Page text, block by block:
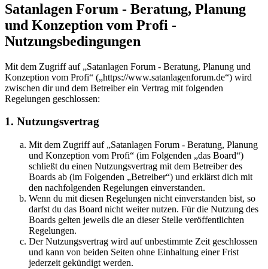
Satanlagen Forum - Beratung, Planung
und Konzeption vom Profi -
Nutzungsbedingungen
Mit dem Zugriff auf „Satanlagen Forum - Beratung, Planung und
Konzeption vom Profi“ („https://www.satanlagenforum.de“) wird
zwischen dir und dem Betreiber ein Vertrag mit folgenden
Regelungen geschlossen:
1. Nutzungsvertrag
Mit dem Zugriff auf „Satanlagen Forum - Beratung, Planung
und Konzeption vom Profi“ (im Folgenden „das Board“)
schließt du einen Nutzungsvertrag mit dem Betreiber des
Boards ab (im Folgenden „Betreiber“) und erklärst dich mit
den nachfolgenden Regelungen einverstanden.
Wenn du mit diesen Regelungen nicht einverstanden bist, so
darfst du das Board nicht weiter nutzen. Für die Nutzung des
Boards gelten jeweils die an dieser Stelle veröffentlichten
Regelungen.
Der Nutzungsvertrag wird auf unbestimmte Zeit geschlossen
und kann von beiden Seiten ohne Einhaltung einer Frist
jederzeit gekündigt werden.